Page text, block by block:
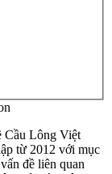
Cầu Lông Việt
từ 2012 với mục
đề liên quan